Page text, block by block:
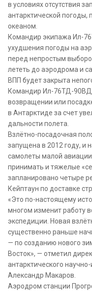
в условиях отсутствия
антарктической погоды,
океаном.
Командир экипажа Ил-
ухудшения погоды на
перед непростым
лететь до аэродрома и
ВПП будет закрыта
Командир Ил-76ТД-
возвращении или
в Антарктиде за счет
дальности полета.
Взлётно-посадочная
запущена в 2012 году, и
самолеты малой
принимать и тяжелые
запланировано четыре
Кейптаун по доставке
«Это по-настоящему
многом изменит работу
экспедиции. Новая
существенно раньше
— по созданию нового
Восток», — отметил
антарктического
Александр Макаров.
Аэродром станции